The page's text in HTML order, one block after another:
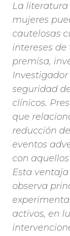
La literatura
mujeres
cautelosas
intereses de
premisa,
seguridad
clínicos.
que
reducción
eventos
con
Esta
observa
activos, en